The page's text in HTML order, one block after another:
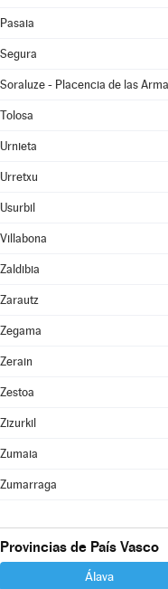
Pasaia
Segura
Soraluze - Placencia de las
Tolosa
Urnieta
Urretxu
Usurbil
Villabona
Zaldibia
Zarautz
Zegama
Zerain
Zestoa
Zizurkil
Zumaia
Zumarraga
Provincias de País Vasco
Álava